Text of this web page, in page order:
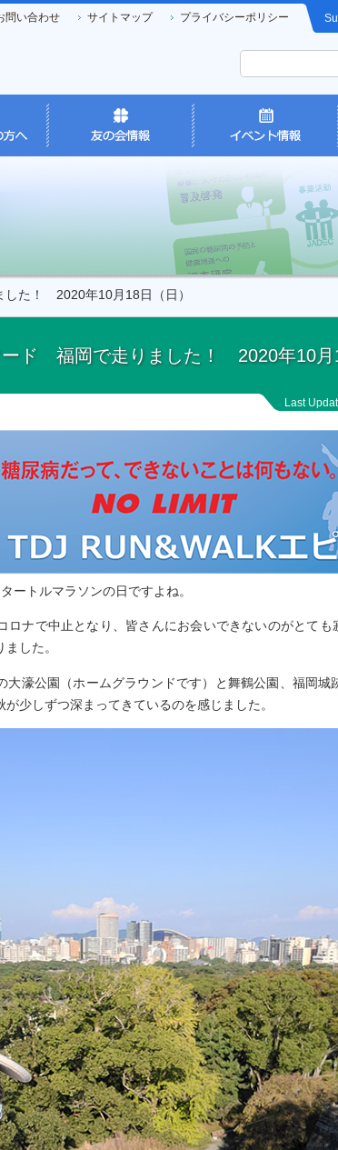
問い合わせ サイトマップ プライバシーポリシー
た！ 2020年10月18日（日）
ード 福岡で走りました！ 2020年10月
Last
ートルマラソンの日ですよね。
ロナで中止となり、皆さんにお会いできないのがとても
した。
大濠公園（ホームグラウンドです）と舞鶴公園、福岡城
少しずつ深まってきているのを感じました。